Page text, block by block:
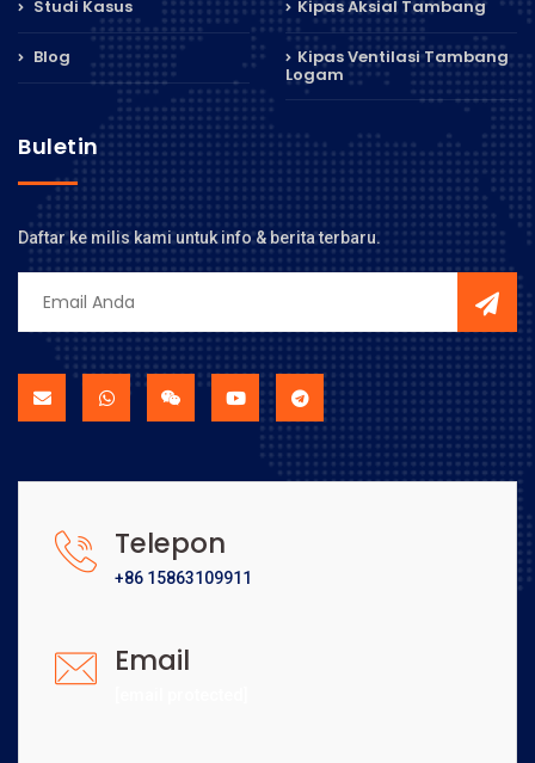
Studi Kasus
Blog
Kipas Aksial Tambang
Kipas Ventilasi Tambang
Logam
Buletin
Daftar ke milis kami untuk info & berita terbaru.
Telepon
+86 15863109911
Email